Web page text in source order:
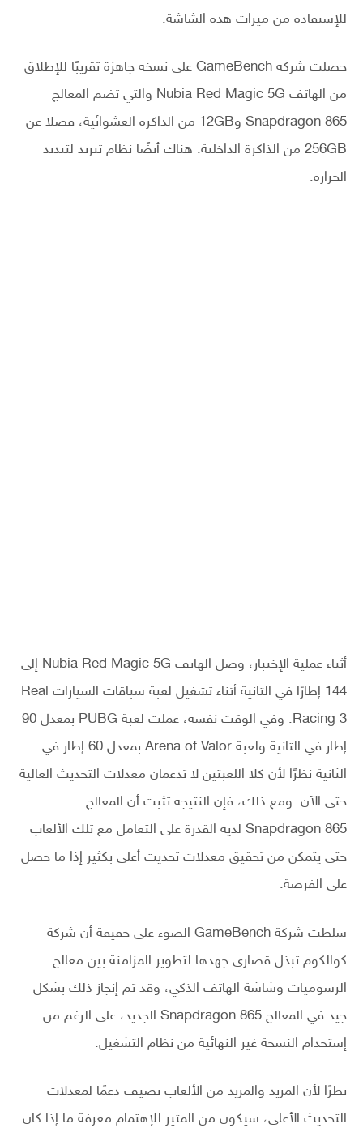
للإستفادة من ميزات هذه الشاشة.
حصلت شركة GameBench على نسخة جاهزة تقريبًا للإطلاق
من الهاتف Nubia Red Magic 5G والتي تضم المعالج
Snapdragon 865 و12GB من الذاكرة العشوائية، فضلا عن
256GB من الذاكرة الداخلية. هناك أيضًا نظام تبريد لتبديد
الحرارة.
أثناء عملية الإختبار، وصل الهاتف Nubia Red Magic 5G إلى
144 إطارًا في الثانية أثناء تشغيل لعبة سباقات السيارات Real
Racing 3. وفي الوقت نفسه، عملت لعبة PUBG بمعدل 90
إطار في الثانية ولعبة Arena of Valor بمعدل 60 إطار في
الثانية نظرًا لأن كلا اللعبتين لا تدعمان معدلات التحديث العالية
حتى الآن. ومع ذلك، فإن النتيجة تثبت أن المعالج
Snapdragon 865 لديه القدرة على التعامل مع تلك الألعاب
حتى يتمكن من تحقيق معدلات تحديث أعلى بكثير إذا ما حصل
على الفرصة.
سلطت شركة GameBench الضوء على حقيقة أن شركة
كوالكوم تبذل قصارى جهدها لتطوير المزامنة بين معالج
الرسوميات وشاشة الهاتف الذكي، وقد تم إنجاز ذلك بشكل
جيد في المعالج Snapdragon 865 الجديد، على الرغم من
إستخدام النسخة غير النهائية من نظام التشغيل.
نظرًا لأن المزيد والمزيد من الألعاب تضيف دعمًا لمعدلات
التحديث الأعلى، سيكون من المثير للإهتمام معرفة ما إذا كان